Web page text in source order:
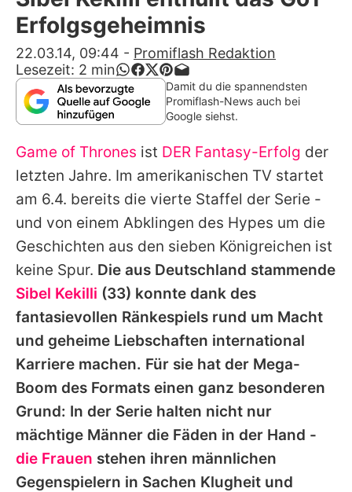
Alle Themen auf Promiflash
App runterladen
Team
Redaktionelle Richtlinien
Impressum
Nutzungsbedingungen
Utiq verwalten
Erfolgsgeheimnis
22.03.14, 09:44 - Promiflash Redaktion
Lesezeit: 2 min
Damit du die spannendsten
Promiflash-News auch bei
Google siehst.
Game of Thrones ist DER Fantasy-Erfolg der
letzten Jahre. Im amerikanischen TV startet
am 6.4. bereits die vierte Staffel der Serie -
und von einem Abklingen des Hypes um die
Geschichten aus den sieben Königreichen ist
keine Spur. Die aus Deutschland stammende
Sibel Kekilli (33) konnte dank des
fantasievollen Ränkespiels rund um Macht
und geheime Liebschaften international
Karriere machen. Für sie hat der Mega-
Boom des Formats einen ganz besonderen
Grund: In der Serie halten nicht nur
mächtige Männer die Fäden in der Hand -
die Frauen stehen ihren männlichen
Gegenspielern in Sachen Klugheit und